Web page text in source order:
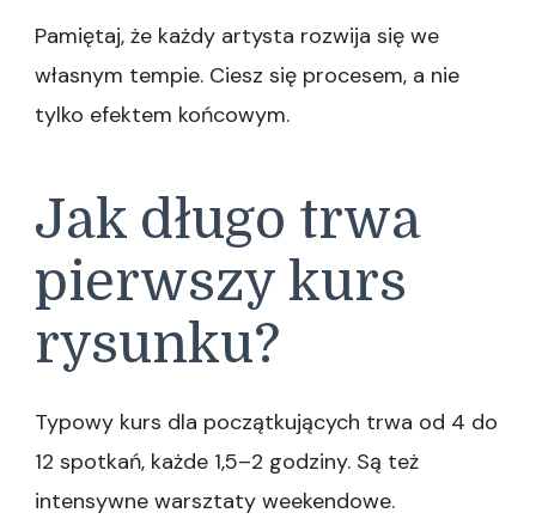
Pamiętaj, że każdy artysta rozwija się we
własnym tempie. Ciesz się procesem, a nie
tylko efektem końcowym.
Jak długo trwa
pierwszy kurs
rysunku?
Typowy kurs dla początkujących trwa od 4 do
12 spotkań, każde 1,5–2 godziny. Są też
intensywne warsztaty weekendowe.